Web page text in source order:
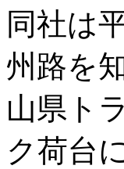
同社は
州路を
山県ト
ク荷台